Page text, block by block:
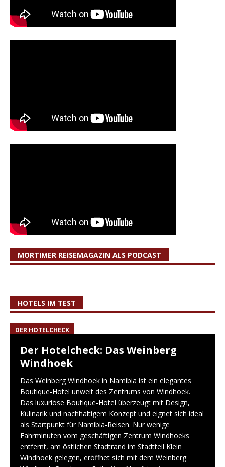
MORTIMER REISEMAGAZIN ALS PODCAST
HOTELS IM TEST
DER HOTELCHECK
Der Hotelcheck: Das Weinberg
Windhoek
Das Weinberg Windhoek in Namibia ist ein elegantes
Boutique-Hotel unweit des Zentrums von Windhoek.
Das luxuriöse Boutique-Hotel überzeugt mit Design,
Kulinarik und nachhaltigem Konzept und eignet sich ideal
als Startpunkt für Namibia-Reisen. Nur wenige
Fahrminuten vom geschäftigen Zentrum Windhoeks
entfernt, am östlichen Stadtrand im Stadtteil Klein
Windhoek gelegen, eröffnet sich mit dem Weinberg